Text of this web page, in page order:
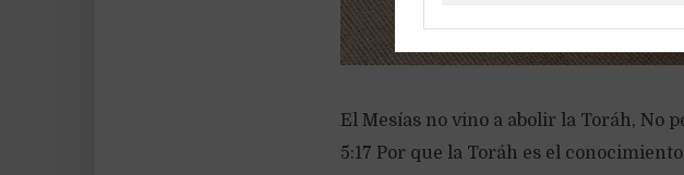
El Mesías no vino a abolir la Toráh, No
5:17 Por que la Toráh es el